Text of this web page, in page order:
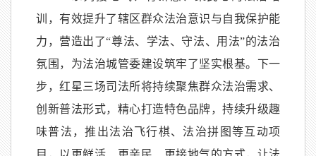
训，有效提升了辖区群众法治意识与自我保护能
力，营造出了“尊法、学法、守法、用法”的法治
氛围，为法治城管委建设筑牢了坚实根基。下一
步，红星三场司法所将持续聚焦群众法治需求、
创新普法形式，精心打造特色品牌，持续升级趣
味普法，推出法治飞行棋、法治拼图等互动项